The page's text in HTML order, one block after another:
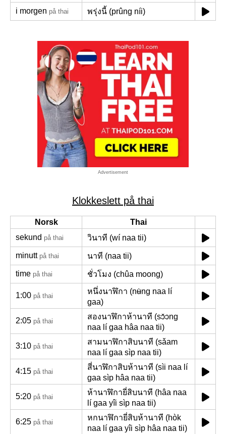
i morgen på thai พรุ่งนี้ (prûng níi)
Advertisement
Klokkeslett på thai
Norsk
Thai
sekund på thai วินาที (wí naa tii)
minutt på thai นาที (naa tii)
time på thai ชั่วโมง (chûa moong)
1:00 på thai
หนึ่งนาฬิกา (nʉ̀ng naa lí
gaa)
2:05 på thai
สองนาฬิกาห้านาที (sɔ̌ɔng
naa lí gaa hâa naa tii)
3:10 på thai
สามนาฬิกาสิบนาที (sǎam
naa lí gaa sìp naa tii)
4:15 på thai
สี่นาฬิกาสิบห้านาที (sìi naa lí
gaa sìp hâa naa tii)
5:20 på thai
ห้านาฬิกายี่สิบนาที (hâa naa
lí gaa yîi sìp naa tii)
6:25 på thai
หกนาฬิกายี่สิบห้านาที (hòk
naa lí gaa yîi sìp hâa naa tii)